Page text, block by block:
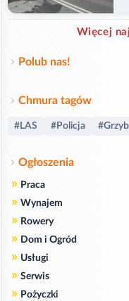
Więcej
Polub nas!
Chmura tagów
#LAS #Policja
Ogłoszenia
» Praca
» Wynajem
» Rowery
» Dom i Ogród
» Usługi
» Serwis
» Pożyczki